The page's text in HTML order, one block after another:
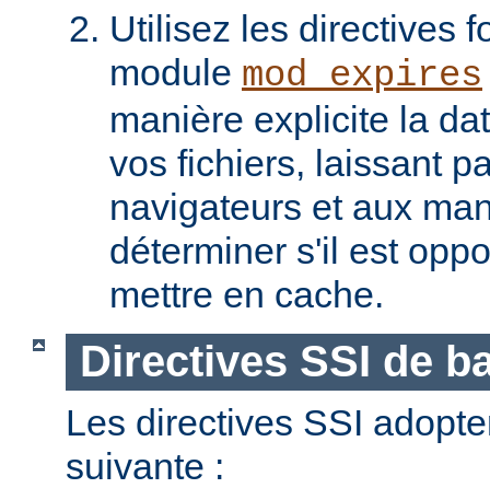
Utilisez les directives
module mod_expires
manière explicite la
vos fichiers, laissant
navigateurs et aux
déterminer s'il est
mettre en cache.
Directives SSI de
Les directives SSI
suivante :